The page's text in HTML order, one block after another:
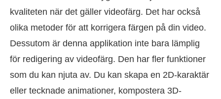
kvaliteten när det gäller videofärg. Det har också
olika metoder för att korrigera färgen på din video.
Dessutom är denna applikation inte bara lämplig
för redigering av videofärg. Den har fler funktioner
som du kan njuta av. Du kan skapa en 2D-karaktär
eller tecknade animationer, kompostera 3D-